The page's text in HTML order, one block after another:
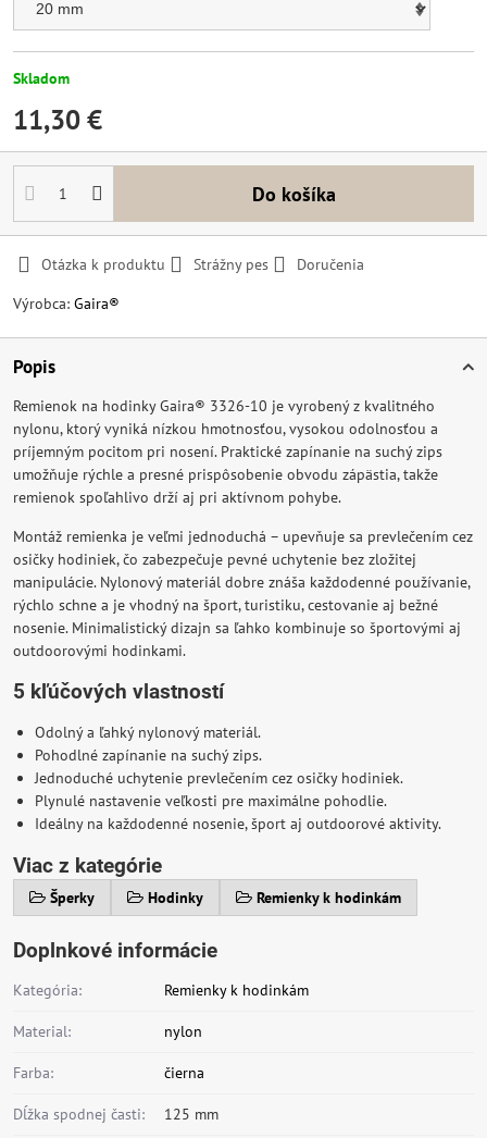
Skladom
11,30 €
Do košíka
Otázka k produktu Strážny pes
Doručenia
Výrobca: Gaira®
Popis
Remienok na hodinky Gaira® 3326-10 je vyrobený z kvalitného
nylonu, ktorý vyniká nízkou hmotnosťou, vysokou odolnosťou a
príjemným pocitom pri nosení. Praktické zapínanie na suchý zips
umožňuje rýchle a presné prispôsobenie obvodu zápästia, takže
remienok spoľahlivo drží aj pri aktívnom pohybe.
Montáž remienka je veľmi jednoduchá – upevňuje sa prevlečením cez
osičky hodiniek, čo zabezpečuje pevné uchytenie bez zložitej
manipulácie. Nylonový materiál dobre znáša každodenné používanie,
rýchlo schne a je vhodný na šport, turistiku, cestovanie aj bežné
nosenie. Minimalistický dizajn sa ľahko kombinuje so športovými aj
outdoorovými hodinkami.
5 kľúčových vlastností
Odolný a ľahký nylonový materiál.
Pohodlné zapínanie na suchý zips.
Jednoduché uchytenie prevlečením cez osičky hodiniek.
Plynulé nastavenie veľkosti pre maximálne pohodlie.
Ideálny na každodenné nosenie, šport aj outdoorové aktivity.
Viac z kategórie
Šperky Hodinky Remienky k hodinkám
Doplnkové informácie
Kategória: Remienky k hodinkám
Material: nylon
Farba: čierna
Dĺžka spodnej časti: 125 mm